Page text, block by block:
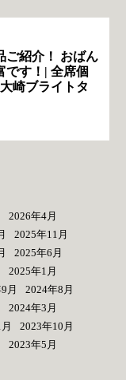
ご紹介！ おばん
です！| 全席個
崎ブライトタ
2026年4月
2025年11月
2025年6月
2025年1月
月
2024年8月
2024年3月
2023年10月
2023年5月